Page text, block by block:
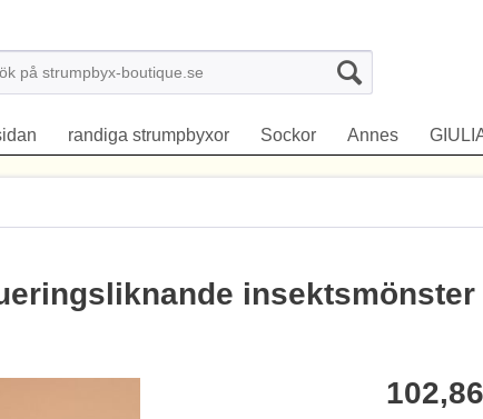
randiga strumpbyxor Sockor Annes
insektsmönster